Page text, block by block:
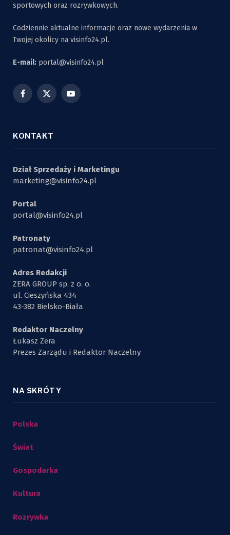
sportowych oraz rozrywkowych.
Codziennie aktualne informacje oraz nowe wydarzenia w
Twojej okolicy na visinfo24.pl.
E-mail: portal@visinfo24.pl
Facebook
X
YouTube
KONTAKT
Dział Sprzedaży i Marketingu
marketing@visinfo24.pl
Portal
portal@visinfo24.pl
Patronaty
patronat@visinfo24.pl
Adres Redakcji
ZERA GROUP sp. z o. o.
ul. Cieszyńska 434
43-382 Bielsko-Biała
Redaktor Naczelny
Łukasz Zera
Prezes Zarządu i Redaktor Naczelny
NA SKRÓTY
Polska
Świat
Gospodarka
Kultura
Rozrywka